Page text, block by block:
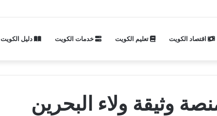
اقتصاد الكويت تعليم الكويت خدمات الكويت دليل الكويت
وثيقة ولاء البحرين